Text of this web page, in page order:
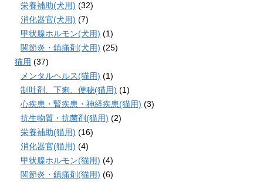
栄養補助(犬用) (32)
消化器官(犬用) (7)
甲状腺ホルモン(犬用) (1)
関節炎・鎮痛剤(犬用) (25)
猫用 (37)
メンタルヘルス(猫用) (1)
制吐剤、下痢、便秘(猫用) (1)
心疾患・腎疾患・神経疾患(猫用) (3)
抗生物質・抗菌剤(猫用) (2)
栄養補助(猫用) (16)
消化器官(猫用) (4)
甲状腺ホルモン(猫用) (4)
関節炎・鎮痛剤(猫用) (6)